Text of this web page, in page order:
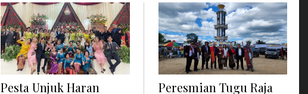
Pesta Unjuk Haran
Peresmian Tugu Raja